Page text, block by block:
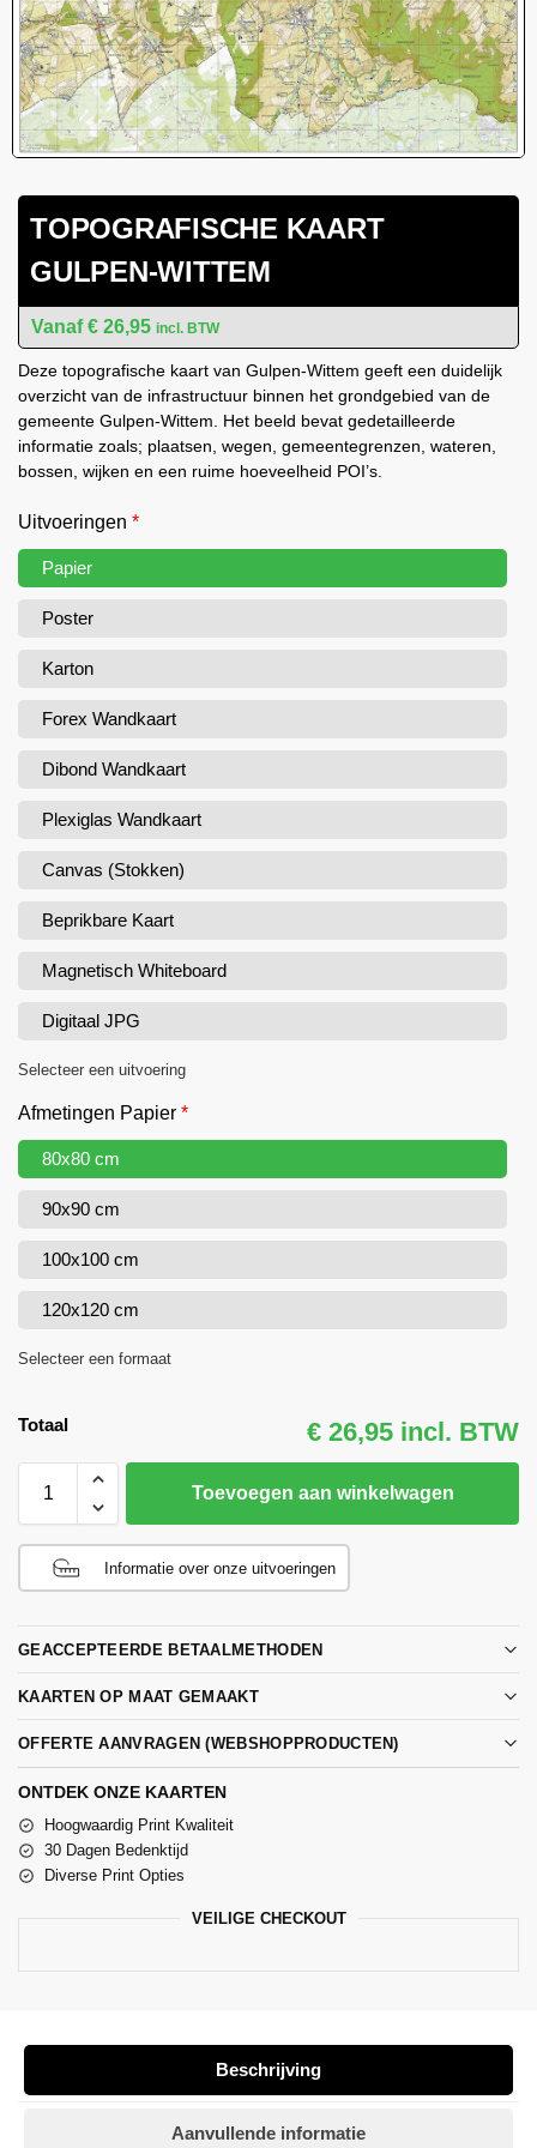
TOPOGRAFISCHE KAART
GULPEN-WITTEM
€ 26,95 incl. BTW
Deze topografische kaart van Gulpen-Wittem geeft een duidelijk
overzicht van de infrastructuur binnen het grondgebied van de
gemeente Gulpen-Wittem. Het beeld bevat gedetailleerde
informatie zoals; plaatsen, wegen, gemeentegrenzen, wateren,
bossen, wijken en een ruime hoeveelheid POI’s.
Uitvoeringen *
Papier
Poster
Karton
Forex Wandkaart
Dibond Wandkaart
Plexiglas Wandkaart
Canvas (Stokken)
Beprikbare Kaart
Magnetisch Whiteboard
Digitaal JPG
Selecteer een uitvoering
Afmetingen Papier *
80x80 cm
90x90 cm
100x100 cm
120x120 cm
Selecteer een formaat
Totaal € 26,95 incl. BTW
Toevoegen aan winkelwagen
Informatie over onze uitvoeringen
GEACCEPTEERDE BETAALMETHODEN
KAARTEN OP MAAT GEMAAKT
OFFERTE AANVRAGEN (WEBSHOPPRODUCTEN)
ONTDEK ONZE KAARTEN
Hoogwaardig Print Kwaliteit
30 Dagen Bedenktijd
Diverse Print Opties
VEILIGE CHECKOUT
Beschrijving
Aanvullende informatie